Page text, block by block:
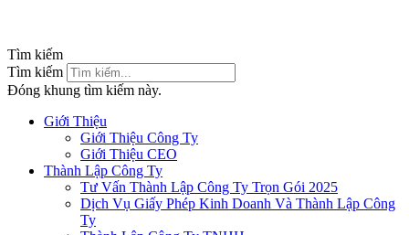
Tìm kiếm
Tìm kiếm
Đóng khung tìm kiếm này.
Giới Thiệu
Giới Thiệu Công Ty
Giới Thiệu CEO
Thành Lập Công Ty
Tư Vấn Thành Lập Công Ty Trọn Gói 2025
Dịch Vụ Giấy Phép Kinh Doanh Và Thành Lập Công
Ty